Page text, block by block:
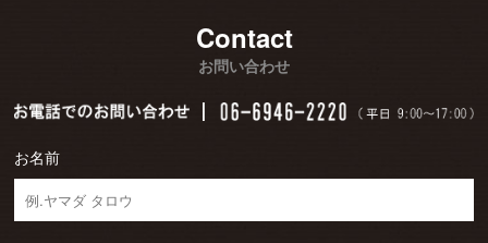
Contact
お問い合わせ
お名前